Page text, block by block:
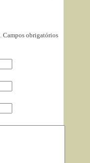
Campos obrigatórios